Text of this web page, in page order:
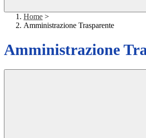
Home >
Amministrazione Trasparente
Amministrazione